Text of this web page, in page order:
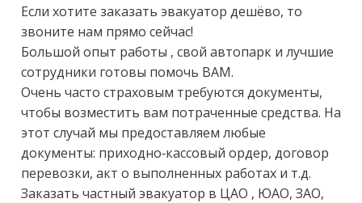
Если хотите заказать эвакуатор дешёво, то
звоните нам прямо сейчас!
Большой опыт работы , свой автопарк и лучшие
сотрудники готовы помочь ВАМ.
Очень часто страховым требуются документы,
чтобы возместить вам потраченные средства. На
этот случай мы предоставляем любые
документы: приходно-кассовый ордер, договор
перевозки, акт о выполненных работах и т.д.
Заказать частный эвакуатор в ЦАО , ЮАО, ЗАО,